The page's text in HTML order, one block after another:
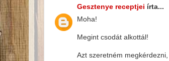
Gesztenye receptjei írta...
Moha!
Megint csodát alkottál!
Azt szeretném